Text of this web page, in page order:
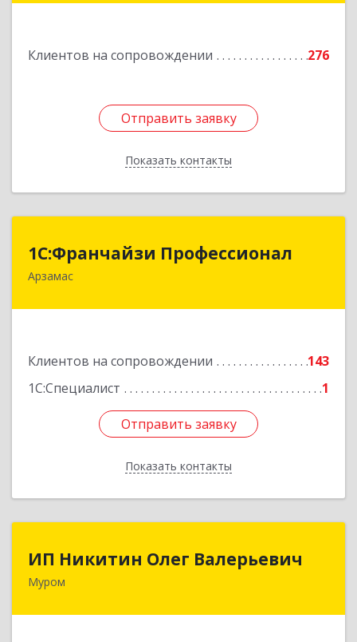
Клиентов на сопровождении 276
Отправить заявку
Показать контакты
Отправить заявку
Назад
1С:Франчайзи Профессионал
Арзамас
Клиентов на сопровождении
143
1С:Специалист
1
Отправить заявку
Показать контакты
1С:Франчайзи Профессионал
607227, Нижегородская обл, Арзамас г, Кирова
Отправить заявку
Назад
ИП Никитин Олег Валерьевич
Муром